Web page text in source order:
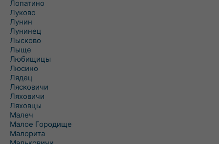
Лопатино
Луково
Лунин
Лунинец
Лысково
Лыще
Любищицы
Люсино
Лядец
Лясковичи
Ляховичи
Ляховцы
Малеч
Малое Городище
Малорита